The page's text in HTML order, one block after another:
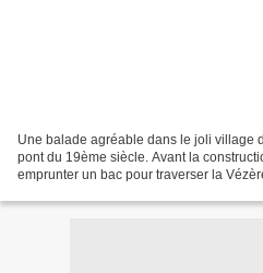
Une balade agréable dans le joli village
pont du 19ème siècle. Avant la
emprunter un bac pour traverser la